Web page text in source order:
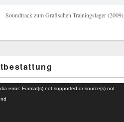
Soundtrack zum Grafischen Trainingslager (2009)
error: Format(s) not supported or source(s) not